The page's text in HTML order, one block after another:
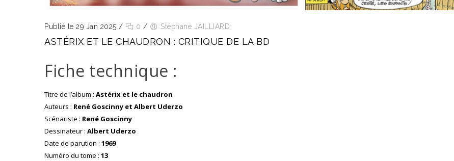
Publié le 29 Jan 2025 / 0 / Stéphane JAILLIARD
ASTÉRIX ET LE CHAUDRON : CRITIQUE DE LA BD
Fiche technique :
Titre de l’album : Astérix et le chaudron
Auteurs : René Goscinny et Albert Uderzo
Scénariste : René Goscinny
Dessinateur : Albert Uderzo
Date de parution : 1969
Numéro du tome : 13